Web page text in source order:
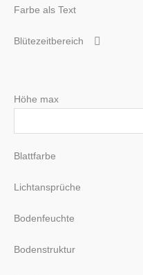
Farbe als Text
Blütezeitbereich
Höhe max
Blattfarbe
Lichtansprüche
Bodenfeuchte
Bodenstruktur